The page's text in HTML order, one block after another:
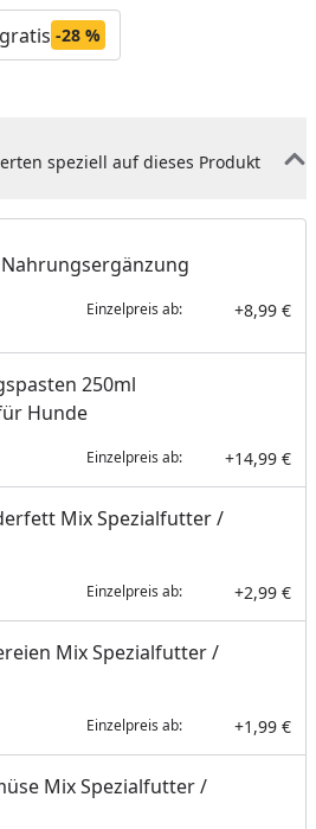
-28 %
speziell auf dieses Produkt
Einzelpreis ab: +8,99 €
250ml
Hunde
Einzelpreis ab: +14,99 €
Mix Spezialfutter /
Einzelpreis ab: +2,99 €
Mix Spezialfutter /
Einzelpreis ab: +1,99 €
Mix Spezialfutter /